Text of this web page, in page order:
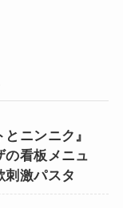
ニンニク』
の看板メニュ
刺激パスタ